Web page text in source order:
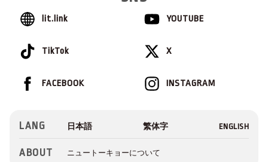
lit.link YOUTUBE
TikTok X
INSTAGRAM
FACEBOOK
LANG
ABOUT ニュートーキョーについて